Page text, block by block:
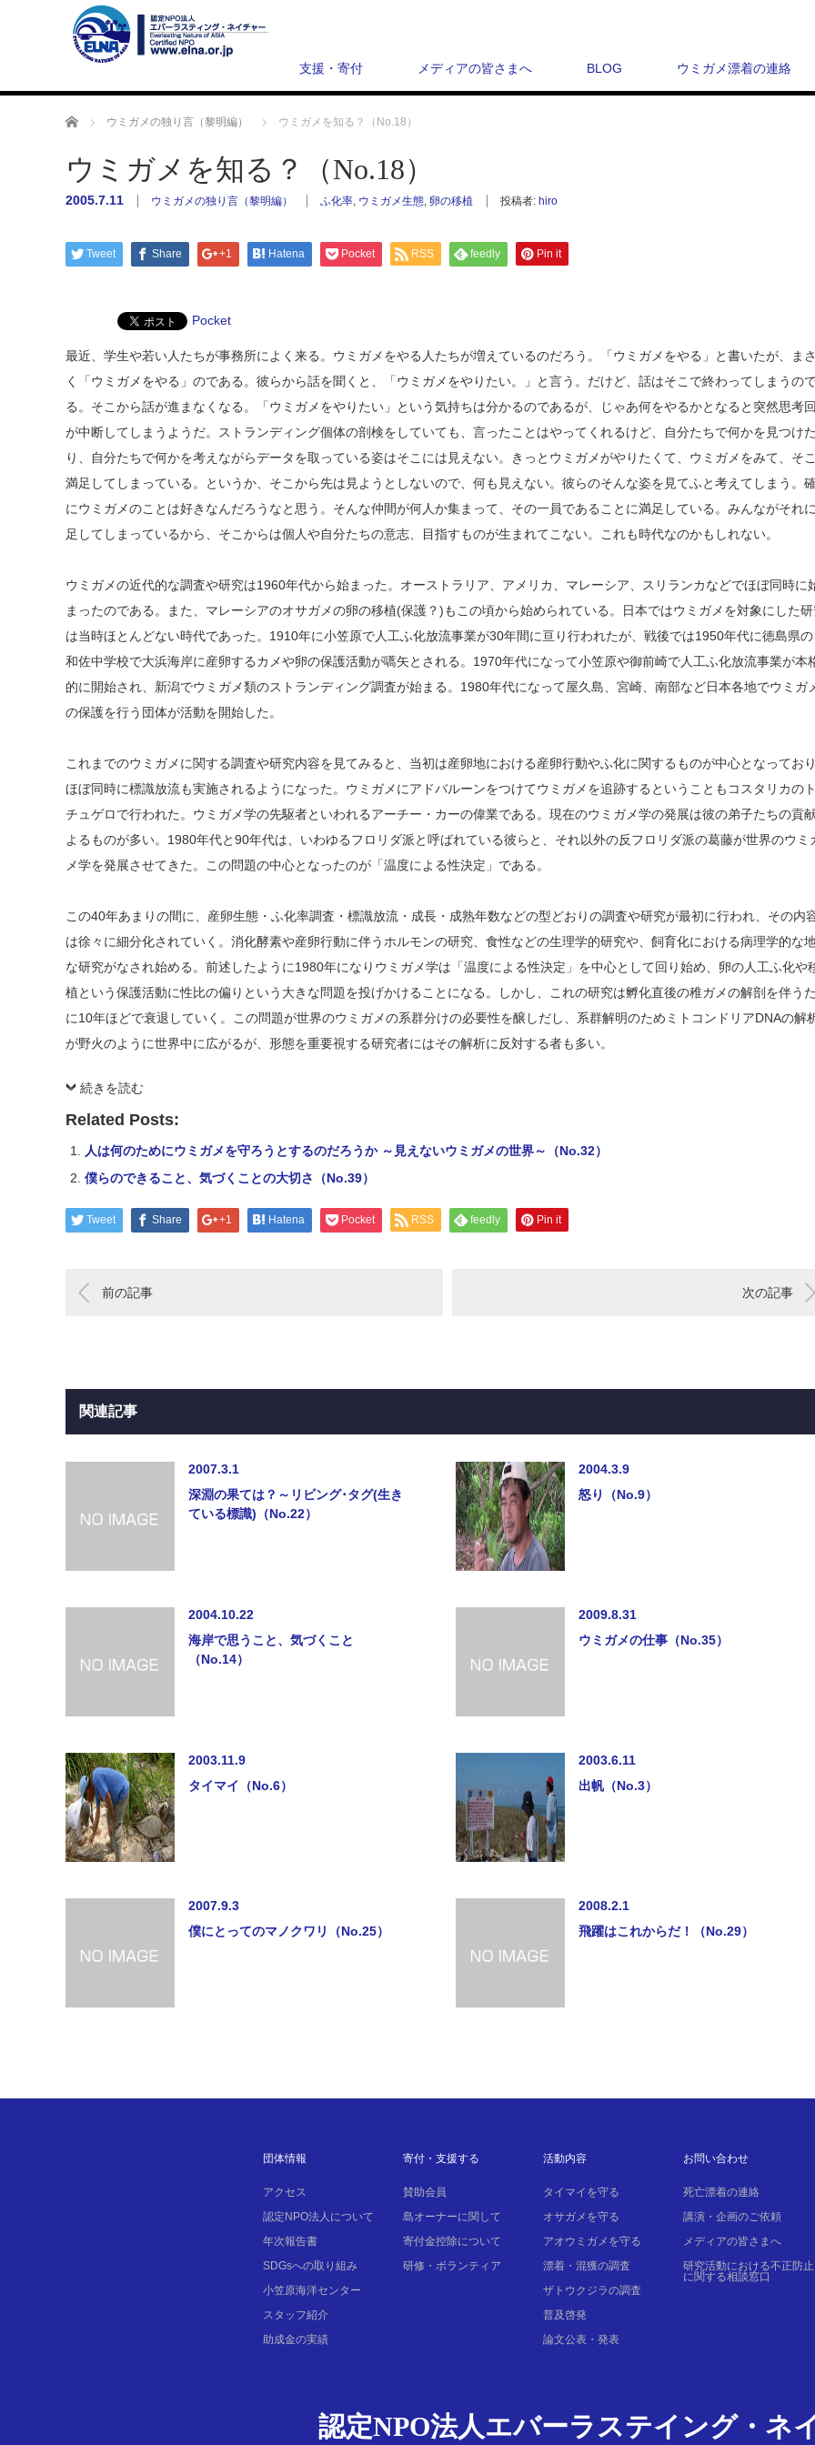
支援・寄付 メディアの皆さまへ BLOG ウミガメ漂着の連絡
ホーム ウミガメの独り言（黎明編） ウミガメを知る？（No.18）
ウミガメを知る？（No.18）
2005.7.11 ウミガメの独り言（黎明編） ふ化率, ウミガメ生態, 卵の移植 投稿者: hiro
Tweet Share +1 Hatena Pocket RSS feedly Pin it
Pocket
最近、学生や若い人たちが事務所によく来る。ウミガメをやる人たちが増えているのだろう。「ウミガメをやる」と書いたが、ま
く「ウミガメをやる」のである。彼らから話を聞くと、「ウミガメをやりたい。」と言う。だけど、話はそこで終わってしまうの
る。そこから話が進まなくなる。「ウミガメをやりたい」という気持ちは分かるのであるが、じゃあ何をやるかとなると突然思考
が中断してしまうようだ。ストランディング個体の剖検をしていても、言ったことはやってくれるけど、自分たちで何かを見つけた
り、自分たちで何かを考えながらデータを取っている姿はそこには見えない。きっとウミガメがやりたくて、ウミガメをみて、そ
満足してしまっている。というか、そこから先は見ようとしないので、何も見えない。彼らのそんな姿を見てふと考えてしまう。
にウミガメのことは好きなんだろうなと思う。そんな仲間が何人か集まって、その一員であることに満足している。みんながそれ
足してしまっているから、そこからは個人や自分たちの意志、目指すものが生まれてこない。これも時代なのかもしれない。
ウミガメの近代的な調査や研究は1960年代から始まった。オーストラリア、アメリカ、マレーシア、スリランカなどでほぼ同時に
まったのである。また、マレーシアのオサガメの卵の移植(保護？)もこの頃から始められている。日本ではウミガメを対象にした
は当時ほとんどない時代であった。1910年に小笠原で人工ふ化放流事業が30年間に亘り行われたが、戦後では1950年代に徳島県の
和佐中学校で大浜海岸に産卵するカメや卵の保護活動が嚆矢とされる。1970年代になって小笠原や御前崎で人工ふ化放流事業が本
的に開始され、新潟でウミガメ類のストランディング調査が始まる。1980年代になって屋久島、宮崎、南部など日本各地でウミガ
の保護を行う団体が活動を開始した。
これまでのウミガメに関する調査や研究内容を見てみると、当初は産卵地における産卵行動やふ化に関するものが中心となっており
ほぼ同時に標識放流も実施されるようになった。ウミガメにアドバルーンをつけてウミガメを追跡するということもコスタリカの
チュゲロで行われた。ウミガメ学の先駆者といわれるアーチー・カーの偉業である。現在のウミガメ学の発展は彼の弟子たちの貢
よるものが多い。1980年代と90年代は、いわゆるフロリダ派と呼ばれている彼らと、それ以外の反フロリダ派の葛藤が世界のウミ
メ学を発展させてきた。この問題の中心となったのが「温度による性決定」である。
この40年あまりの間に、産卵生態・ふ化率調査・標識放流・成長・成熟年数などの型どおりの調査や研究が最初に行われ、その内
は徐々に細分化されていく。消化酵素や産卵行動に伴うホルモンの研究、食性などの生理学的研究や、飼育化における病理学的な
な研究がなされ始める。前述したように1980年になりウミガメ学は「温度による性決定」を中心として回り始め、卵の人工ふ化や
植という保護活動に性比の偏りという大きな問題を投げかけることになる。しかし、これの研究は孵化直後の稚ガメの解剖を伴う
に10年ほどで衰退していく。この問題が世界のウミガメの系群分けの必要性を醸しだし、系群解明のためミトコンドリアDNAの解
が野火のように世界中に広がるが、形態を重要視する研究者にはその解析に反対する者も多い。
続きを読む
Related Posts:
人は何のためにウミガメを守ろうとするのだろうか ～見えないウミガメの世界～（No.32）
僕らのできること、気づくことの大切さ（No.39）
Tweet Share +1 Hatena Pocket RSS feedly Pin it
前の記事 次の記事
関連記事
2007.3.1
深淵の果ては？～リビング･タグ(生き
ている標識)（No.22）
2004.3.9
怒り（No.9）
2004.10.22
海岸で思うこと、気づくこと
（No.14）
2009.8.31
ウミガメの仕事（No.35）
2003.11.9
タイマイ（No.6）
2003.6.11
出帆（No.3）
2007.9.3
僕にとってのマノクワリ（No.25）
2008.2.1
飛躍はこれからだ！（No.29）
団体情報
アクセス
認定NPO法人について
年次報告書
SDGsへの取り組み
小笠原海洋センター
スタッフ紹介
助成金の実績
寄付・支援する
賛助会員
島オーナーに関して
寄付金控除について
研修・ボランティア
活動内容
タイマイを守る
オサガメを守る
アオウミガメを守る
漂着・混獲の調査
ザトウクジラの調査
普及啓発
論文公表・発表
お問い合わせ
死亡漂着の連絡
講演・企画のご依頼
メディアの皆さまへ
研究活動における不正防止
に関する相談窓口
認定NPO法人エバーラステイング・ネ